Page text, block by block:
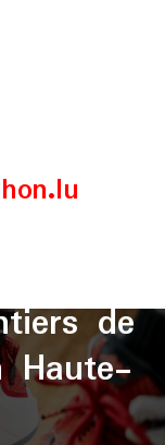
de
Haute-